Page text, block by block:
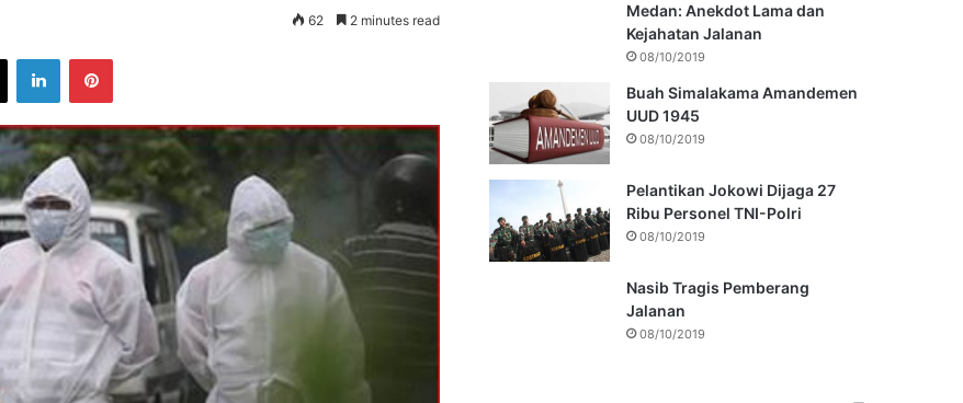
62 2 minutes read
X LinkedInPinterest
Medan: Anekdot Lama dan
Kejahatan Jalanan
08/10/2019
Buah Simalakama Amandemen
UUD 1945
08/10/2019
Pelantikan Jokowi Dijaga 27
Ribu Personel TNI-Polri
08/10/2019
Nasib Tragis Pemberang
Jalanan
08/10/2019